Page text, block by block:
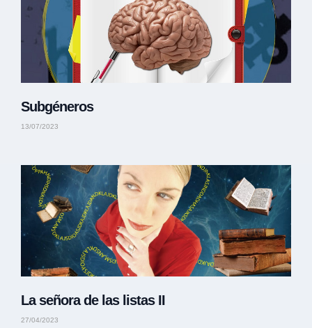
Subgéneros
13/07/2023
La señora de las listas II
27/04/2023